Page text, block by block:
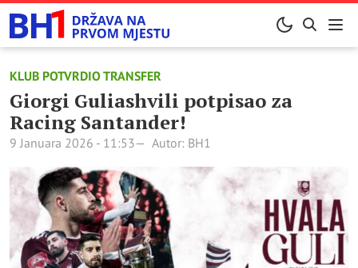
KLUB POTVRDIO TRANSFER
Giorgi Guliashvili potpisao za
Racing Santander!
9 Januara 2026 - 11:53 Autor: BH1